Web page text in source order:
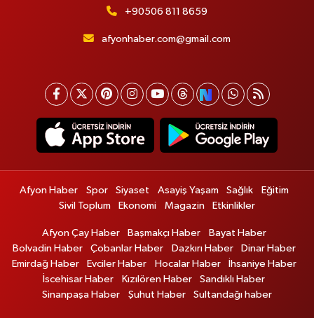
+90506 811 8659
afyonhaber.com@gmail.com
Afyon Haber Spor Siyaset Asayiş Yaşam Sağlık
Eğitim
Sivil Toplum
Ekonomi Magazin Etkinlikler
Afyon Çay Haber Başmakçı Haber
Bayat Haber
Bolvadin Haber
Çobanlar Haber Dazkırı Haber
Dinar Haber
Emirdağ Haber
Evciler Haber Hocalar Haber
İhsaniye Haber
İscehisar Haber
Kızılören Haber
Sandıklı Haber
Sinanpaşa Haber
Şuhut Haber Sultandağı haber